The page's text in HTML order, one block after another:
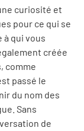
curiosité et
pour ce qui se
à qui vous
créée
comme
passé le
du nom des
Sans
de